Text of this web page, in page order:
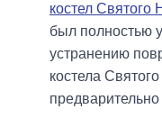
костел Святого
был полностью
устранению
костела